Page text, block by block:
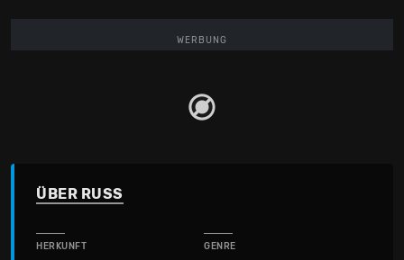
WERBUNG
ÜBER RUSS
HERKUNFT GENRE